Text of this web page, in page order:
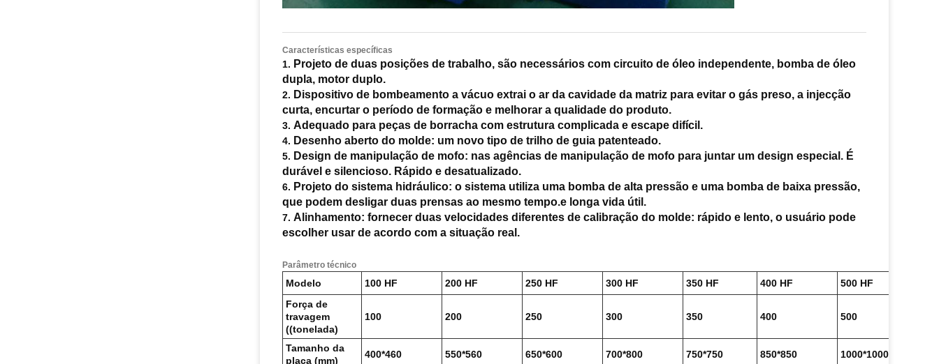
Características específicas
Projeto de duas posições de trabalho, são necessários com circuito de óleo independente, bomba de óleo
dupla, motor duplo.
Dispositivo de bombeamento a vácuo extrai o ar da cavidade da matriz para evitar o gás preso, a injecção
curta, encurtar o período de formação e melhorar a qualidade do produto.
Adequado para peças de borracha com estrutura complicada e escape difícil.
Desenho aberto do molde: um novo tipo de trilho de guia patenteado.
Design de manipulação de mofo: nas agências de manipulação de mofo para juntar um design especial. É
durável e silencioso. Rápido e desatualizado.
Projeto do sistema hidráulico: o sistema utiliza uma bomba de alta pressão e uma bomba de baixa pressão,
que podem desligar duas prensas ao mesmo tempo.e longa vida útil.
Alinhamento: fornecer duas velocidades diferentes de calibração do molde: rápido e lento, o usuário pode
escolher usar de acordo com a situação real.
Parâmetro técnico
Modelo 100 HF 200 HF 250 HF 300 HF 350 HF 400 HF 500 HF
Força de
travagem
((tonelada)
100 200 250 300 350 400 500
Tamanho da
placa (mm)
400*460 550*560 650*600 700*800 750*750 850*850 1000*1000